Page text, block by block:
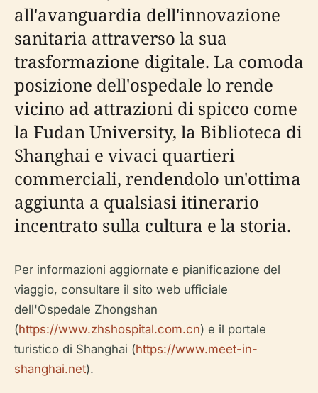
all'avanguardia dell'innovazione
sanitaria attraverso la sua
trasformazione digitale. La comoda
posizione dell'ospedale lo rende
vicino ad attrazioni di spicco come
la Fudan University, la Biblioteca di
Shanghai e vivaci quartieri
commerciali, rendendolo un'ottima
aggiunta a qualsiasi itinerario
incentrato sulla cultura e la storia.
Per informazioni aggiornate e pianificazione del
viaggio, consultare il sito web ufficiale
dell'Ospedale Zhongshan
(https://www.zhshospital.com.cn) e il portale
turistico di Shanghai (https://www.meet-in-
shanghai.net).